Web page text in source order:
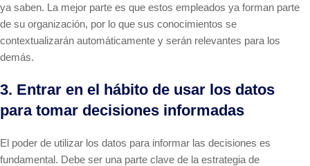
ya saben. La mejor parte es que estos empleados ya forman parte
de su organización, por lo que sus conocimientos se
contextualizarán automáticamente y serán relevantes para los
demás.
3. Entrar en el hábito de usar los datos
para tomar decisiones informadas
El poder de utilizar los datos para informar las decisiones es
fundamental. Debe ser una parte clave de la estrategia de